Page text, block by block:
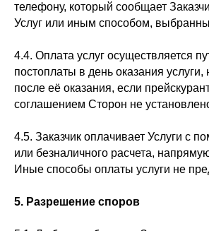
телефону, который сообщает
Услуг или иным способом,
4.4. Оплата услуг осуществляется
постоплаты в день оказания
после её оказания, если
соглашением Сторон не
4.5. Заказчик оплачивает Услуги с
или безналичного расчета,
Иные способы оплаты услуги не
5. Разрешение споров